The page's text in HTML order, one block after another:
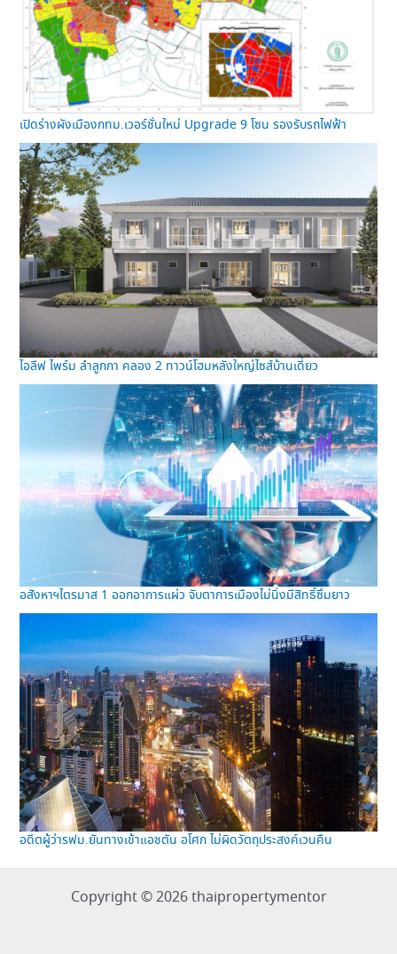
เปิดร่างผังเมืองกทม.เวอร์ชั่นใหม่ Upgrade 9 โซน รองรับรถไฟฟ้า
ไอลีฟ ไพร์ม ลำลูกกา คลอง 2 ทาวน์โฮมหลังใหญ่ไซส์บ้านเดี่ยว
อสังหาฯไตรมาส 1 ออกอาการแผ่ว จับตาการเมืองไม่นิ่งมีสิทธิ์ซึมยาว
อดีตผู้ว่ารฟม.ยันทางเข้าแอชตัน อโศก ไม่ผิดวัตถุประสงค์เวนคืน
Copyright © 2026 thaipropertymentor